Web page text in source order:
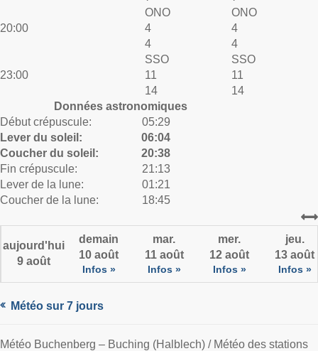
20:00
ONO
4
4
ONO
4
4
23:00
SSO
11
14
SSO
11
14
Données astronomiques
Début crépuscule:
Lever du soleil:
Coucher du soleil:
Fin crépuscule:
05:29
06:04
20:38
21:13
Lever de la lune:
Coucher de la lune:
01:21
18:45
aujourd'hui
9 août
demain
10 août
Infos »
mar.
11 août
Infos »
mer.
12 août
Infos »
jeu.
13 août
Infos »
Météo sur 7 jours
Météo Buchenberg – Buching (Halblech) / Météo des stations